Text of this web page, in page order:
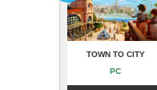
TOWN TO CITY
PC